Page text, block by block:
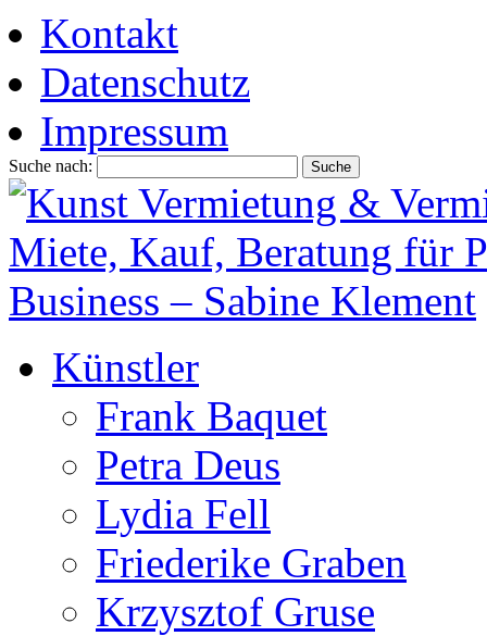
Kontakt
Datenschutz
Impressum
Suche nach:
Künstler
Frank Baquet
Petra Deus
Lydia Fell
Friederike Graben
Krzysztof Gruse